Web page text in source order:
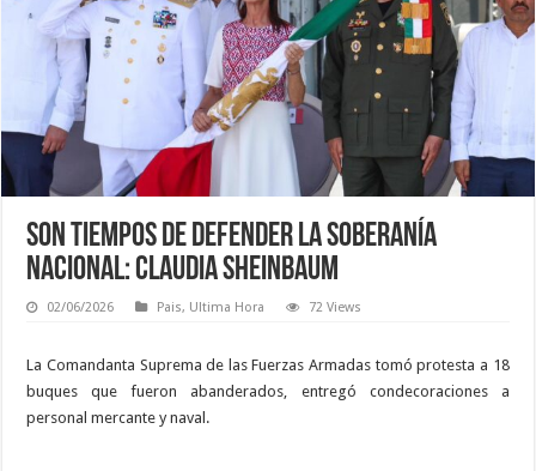
Son tiempos de defender la soberanía
nacional: Claudia Sheinbaum
02/06/2026 Pais, Ultima Hora 72 Views
La Comandanta Suprema de las Fuerzas Armadas tomó protesta a 18
buques que fueron abanderados, entregó condecoraciones a
personal mercante y naval.